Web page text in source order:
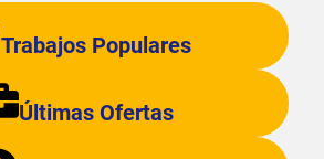
Trabajos Populares
Últimas Ofertas